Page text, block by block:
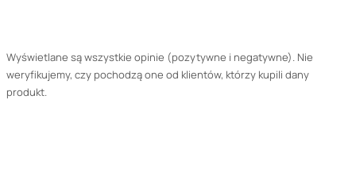
Wyświetlane są wszystkie opinie (pozytywne i negatywne). Nie
weryfikujemy, czy pochodzą one od klientów, którzy kupili dany
produkt.